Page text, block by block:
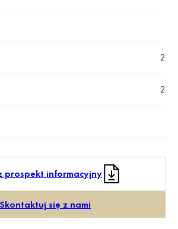
2
2
prospekt informacyjny
Skontaktuj się z nami